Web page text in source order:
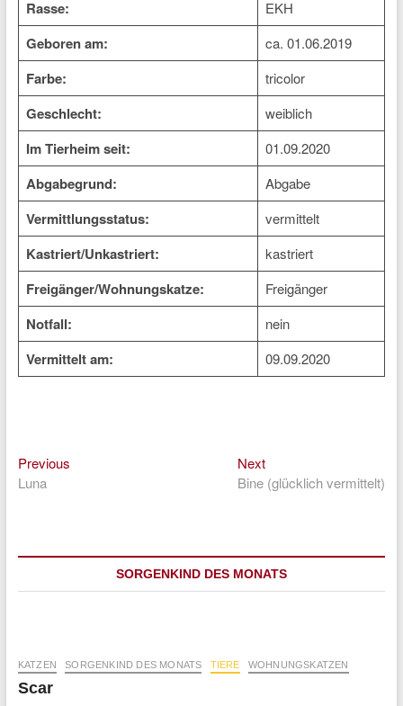
Rasse: EKH
Geboren am: ca. 01.06.2019
Farbe: tricolor
Geschlecht: weiblich
Im Tierheim seit: 01.09.2020
Abgabegrund: Abgabe
Vermittlungsstatus: vermittelt
Kastriert/Unkastriert: kastriert
Freigänger/Wohnungskatze: Freigänger
Notfall: nein
Vermittelt am: 09.09.2020
Beitragsnavigation
PreviousPrevious
Luna
NextNext
post:
Bine (glücklich vermittelt)
SORGENKIND DES MONATS
KATZEN SORGENKIND DES MONATS TIERE WOHNUNGSKATZEN
Scar